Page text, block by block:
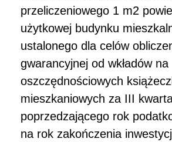
przeliczeniowego 1 m2
użytkowej budynku
ustalonego dla celów
gwarancyjnej od wkładów na
oszczędnościowych
mieszkaniowych za III
poprzedzającego rok
na rok zakończenia